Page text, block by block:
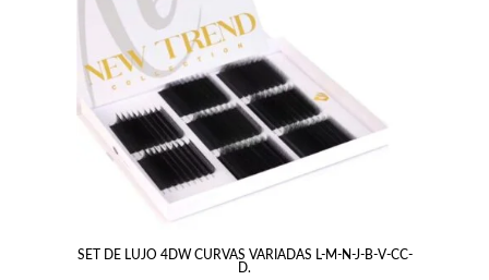
SET DE LUJO 4DW CURVAS VARIADAS L-M-N-J-B-V-CC-
D.